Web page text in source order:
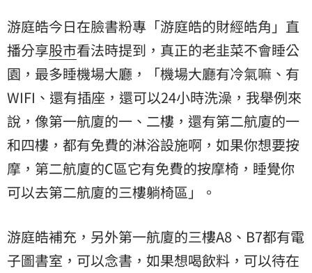
游庭皓今日在臉書粉專「游庭皓的財經皓角」直
播分享股市看法時提到，真正的老韭菜不會睡公
園，最多睡機場大廳，「機場大廳有冷氣嘛、有
WIFI、還有插座，還可以24小時洗澡，我舉例來
說，像第一航廈的一、二樓，還有第二航廈的一
和四樓，都有免費的淋浴設施啊，如果你想要按
摩，第二航廈的C區它有免費的按摩椅，睡覺你
可以去第二航廈的三樓躺椅區」。
游庭皓補充，另外第一航廈的三樓A8、B7都有電
子圖書室，可以念書，如果想喝飲料，可以待在